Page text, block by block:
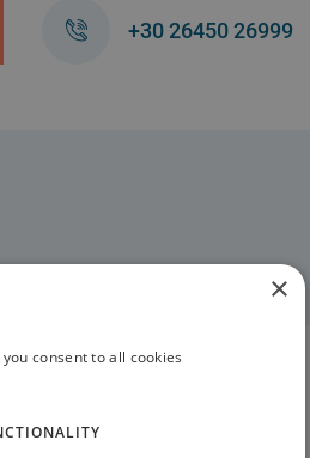
+30 26450 26999
×
consent to all cookies